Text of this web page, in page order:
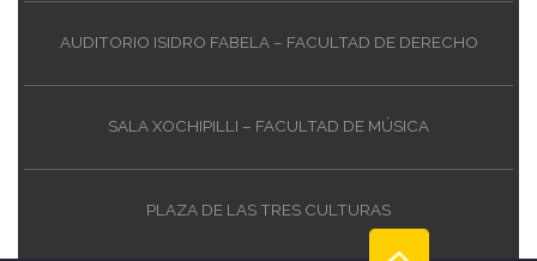
AUDITORIO ISIDRO FABELA – FACULTAD DE DERECHO
SALA XOCHIPILLI – FACULTAD DE MÚSICA
PLAZA DE LAS TRES CULTURAS